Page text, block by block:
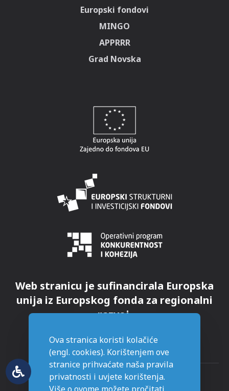
Europski fondovi
MINGO
APPRRR
Grad Novska
Web stranicu je sufinancirala Europska
unija iz Europskog fonda za regionalni
razvoj.
Ova stranica koristi kolačiće
(engl. cookies). Korištenjem ove
stranice prihvaćate naša pravila
privatnosti i uvjete korištenja.